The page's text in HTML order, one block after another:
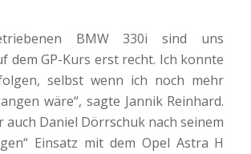
BMW 330i sind uns
dem GP-Kurs erst recht. Ich konnte
selbst wenn ich noch mehr
wäre“, sagte Jannik Reinhard.
auch Daniel Dörrschuk nach seinem
Einsatz mit dem Opel Astra H